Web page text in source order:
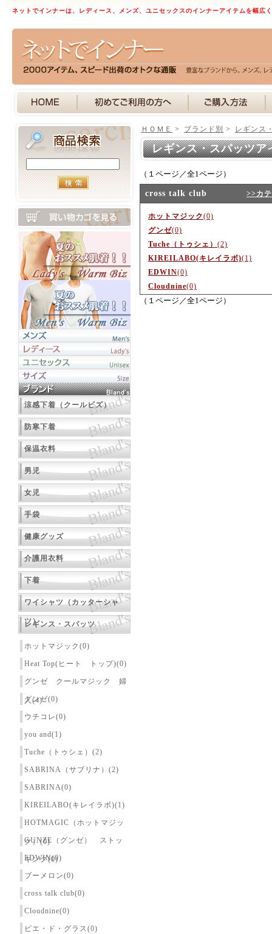
ネットでインナーは、レディース、メンズ、ユニセックスのインナーアイテムを幅広
涼感下着（クールビズ）
防寒下着
保温衣料
男児
女児
手袋
健康グッズ
介護用衣料
下着
ワイシャツ（カッターシャ
ツ）
レギンス・スパッツ
ホットマジック(0)
Heat Top(ヒート トップ)(0)
グンゼ クールマジック 婦
人(4)
グンゼ(0)
ウチコレ(0)
you and(1)
Tuche（トゥシェ）(2)
SABRINA（サブリナ）(2)
SABRINA(0)
KIREILABO(キレイラボ)(1)
HOTMAGIC（ホットマジッ
ク）(0)
GUNZE（グンゼ） ストッ
キング(0)
EDWIN(0)
ブーメロン(0)
cross talk club(0)
Cloudnine(0)
ピエ・ド・グラス(0)
ＨＯＭＥ > ブランド別 > レギンス
レギンス・スパッツ
（１ページ／全1ページ）
cross talk club >>カ
ホットマジック(0)
グンゼ(0)
Tuche（トゥシェ） (2)
KIREILABO(キレイラボ)(1)
EDWIN(0)
Cloudnine(0)
（１ページ／全1ページ）